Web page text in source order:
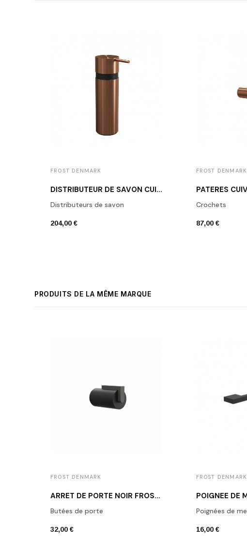
FROST DENMARK
DISTRIBUTEUR DE SAVON CUIVRE BROSSÉ N1926-BOC
Distributeurs de savon
204,00 €
FROST DENMARK
Crochets
87,00 €
PRODUITS DE LA MÊME MARQUE
FROST DENMARK
ARRÊT DE PORTE NOIR FROST N1931B
Butées de porte
32,00 €
FROST DENMARK
Poignées de
16,00 €